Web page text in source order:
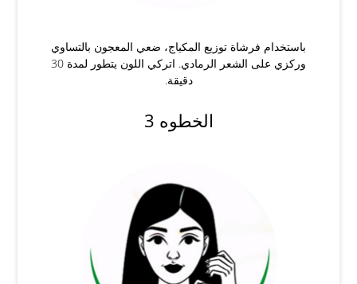
باستخدام فرشاة توزيع المكياج، ضعي المعجون بالتساوي
وركزي على الشعر الرمادي. اتركي اللون يتطور لمدة 30
دقيقة.
الخطوه 3